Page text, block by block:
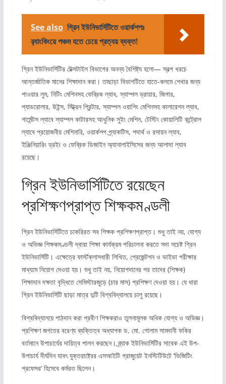
See also গ্রিন ইউনিভার্সিটিতে ওয়ার্কশপঃ
র‌্যাংকিংয়ে পঞ্চম হতে চেয়ে প্রত্যয় ব্যক্ত!
গ্রিন ইউনিভার্সিটির টেক্সটাইল বিভাগের অনন্য বৈশিষ্ট্য হলো— স্বল্প খরচে
আন্তর্জাতিক মানের শিক্ষাদান করা। তাছাড়া বিভাগটিতে হাতে-কলমে শেখার জন্য
পাওয়ার লুম, নিটিং মেশিনসহ ফেব্রিক ল্যাব, স্যাম্পল ড্রায়ার, জিগার,
প্যাডরোলার, উইন্স, স্ট্ক্রিন প্রিন্টার, স্যাম্পল ওয়াশিং মেশিনসহ কালারেশন ল্যাব,
গার্মেন্টস ল্যাবে স্যাম্পল কাটারসহ আধুনিক সুইং মেশিন, টেস্টিং কোয়ালিটি কন্ট্রোল
ল্যাবে প্রয়োজনীয় মেশিনারি, ওয়ার্কশপ প্র্যাকটিস, পদার্থ ও রসায়ন ল্যাব,
ইঞ্জিনিয়ারিং ড্রইং ও ফেব্রিক ডিজাইন অ্যানালাইসিসের জন্য আলাদা ল্যাব
রয়েছে।
গ্রিন ইউনিভার্সিটিতে রয়েছেন
প্রশিক্ষণপ্রাপ্ত শিক্ষকমণ্ডলী
গ্রিন ইউনিভার্সিটিতে চাকরিরত সব শিক্ষক প্রশিক্ষণপ্রাপ্ত। শুধু তাই নয়, যোগ্য
ও অভিজ্ঞ শিক্ষকমণ্ডলী দ্বারা শিক্ষা কার্যক্রম পরিচালনা করতে সদা সচেষ্ট গ্রিন
ইউনিভার্সিটি। এক্ষেত্রে ফার্স্টক্লাসধারী লিখিত, প্রেজেন্টশন ও ভাইভা পরীক্ষার
মাধ্যমে নিয়োগ দেওয়া হয়। শুধু তাই নয়, নিয়োগদানের পর তাদের (শিক্ষক)
শিক্ষাদান দক্ষতা বৃদ্ধিতে সেমিস্টারজুড়ে (চার মাস) প্রশিক্ষণ দেওয়া হয়। যে ধারা
গ্রিন ইউনিভার্সিটি ছাড়া মাত্র দুটি বিশ্ববিদ্যালয়ে চালু রয়েছে।
বিশ্ববিদ্যালয়ে পাঠদান করা প্রবীণ শিক্ষকরাও তুলনামূলক অধিক যোগ্য ও অভিজ্ঞ।
প্রশিক্ষণ জগতের বরেণ্য ব্যক্তিত্ব অধ্যাপক ড. মো. গোলাম সামদানী ফকির
বর্তমানে উপাচার্যের দায়িত্ব পালন করছেন। ব্র্যাক ইউনিভার্সিটির সাবেক এই উপ-
উপাচার্য দীর্ঘদিন যাবৎ যুক্তরাষ্ট্রের এসআইটি গ্রাজুয়েট ইনস্টিটিউটে ‘ভিজিটিং
প্রফেসর’ হিসেবে কর্মরত ছিলেন।